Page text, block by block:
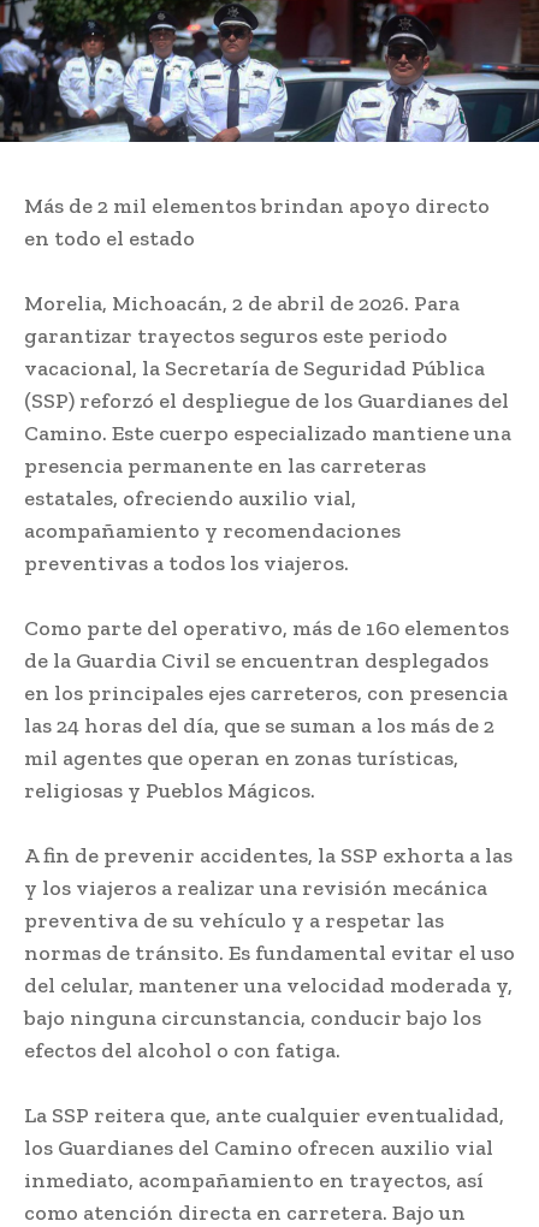
Más de 2 mil elementos brindan apoyo directo
en todo el estado
Morelia, Michoacán, 2 de abril de 2026. Para
garantizar trayectos seguros este periodo
vacacional, la Secretaría de Seguridad Pública
(SSP) reforzó el despliegue de los Guardianes del
Camino. Este cuerpo especializado mantiene una
presencia permanente en las carreteras
estatales, ofreciendo auxilio vial,
acompañamiento y recomendaciones
preventivas a todos los viajeros.
Como parte del operativo, más de 160 elementos
de la Guardia Civil se encuentran desplegados
en los principales ejes carreteros, con presencia
las 24 horas del día, que se suman a los más de 2
mil agentes que operan en zonas turísticas,
religiosas y Pueblos Mágicos.
A fin de prevenir accidentes, la SSP exhorta a las
y los viajeros a realizar una revisión mecánica
preventiva de su vehículo y a respetar las
normas de tránsito. Es fundamental evitar el uso
del celular, mantener una velocidad moderada y,
bajo ninguna circunstancia, conducir bajo los
efectos del alcohol o con fatiga.
La SSP reitera que, ante cualquier eventualidad,
los Guardianes del Camino ofrecen auxilio vial
inmediato, acompañamiento en trayectos, así
como atención directa en carretera. Bajo un